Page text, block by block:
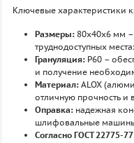
Ключевые характеристики
Размеры: 80x40x6 мм
труднодоступных
Грануляция: P60 –
и получение
Материал: ALOX
отличную прочность и
Оправка: надежная
шлифовальные
Согласно ГОСТ 22775-